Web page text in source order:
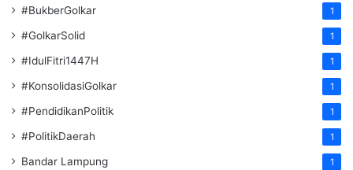
#BukberGolkar 1
#GolkarSolid 1
#IdulFitri1447H 1
#KonsolidasiGolkar 1
#PendidikanPolitik 1
#PolitikDaerah 1
Bandar Lampung 1